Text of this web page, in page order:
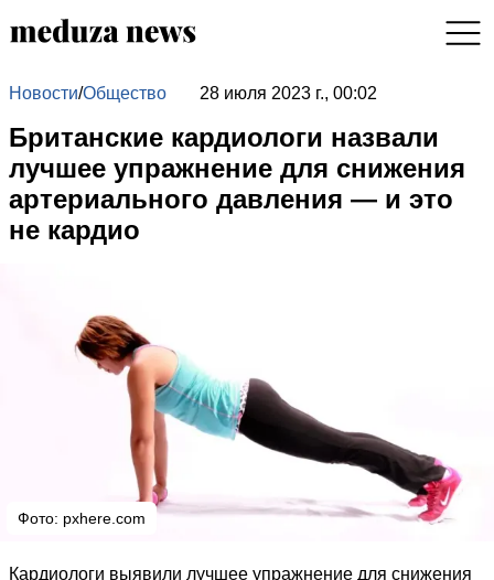
Новости/Общество 28 июля 2023 г., 00:02
Британские кардиологи назвали
лучшее упражнение для снижения
артериального давления — и это
не кардио
Фото: pxhere.com
Кардиологи выявили лучшее упражнение для снижения